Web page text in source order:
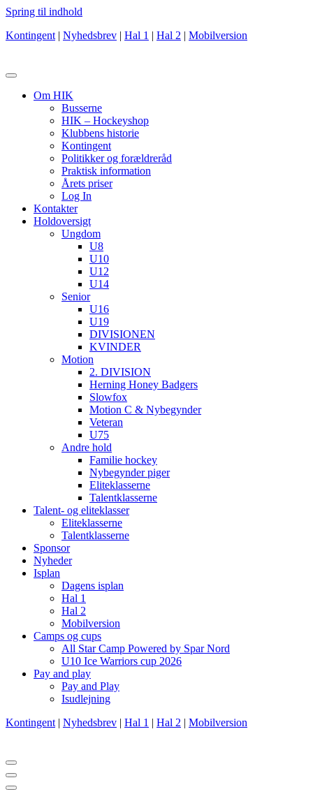
Spring til indhold
Kontingent | Nyhedsbrev | Hal 1 | Hal 2 | Mobilversion
Om HIK
Busserne
HIK – Hockeyshop
Klubbens historie
Kontingent
Politikker og forældreråd
Praktisk information
Årets priser
Log In
Kontakter
Holdoversigt
Ungdom
U8
U10
U12
U14
Senior
U16
U19
DIVISIONEN
KVINDER
Motion
2. DIVISION
Herning Honey Badgers
Slowfox
Motion C & Nybegynder
Veteran
U75
Andre hold
Familie hockey
Nybegynder piger
Eliteklasserne
Talentklasserne
Talent- og eliteklasser
Eliteklasserne
Talentklasserne
Sponsor
Nyheder
Isplan
Dagens isplan
Hal 1
Hal 2
Mobilversion
Camps og cups
All Star Camp Powered by Spar Nord
U10 Ice Warriors cup 2026
Pay and play
Pay and Play
Isudlejning
Kontingent | Nyhedsbrev | Hal 1 | Hal 2 | Mobilversion
Navigation
menu
Navigation
menu